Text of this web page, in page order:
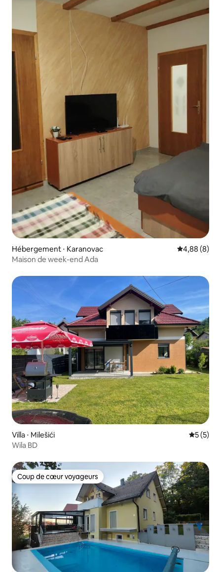
Hébergement ⋅ Karanovac Évaluation
4,88 (8)
Maison de week-end Ada
Villa ⋅ Milešići
5 (5)
Wila BD
Coup de cœur voyageurs
Coup de cœur voyageurs